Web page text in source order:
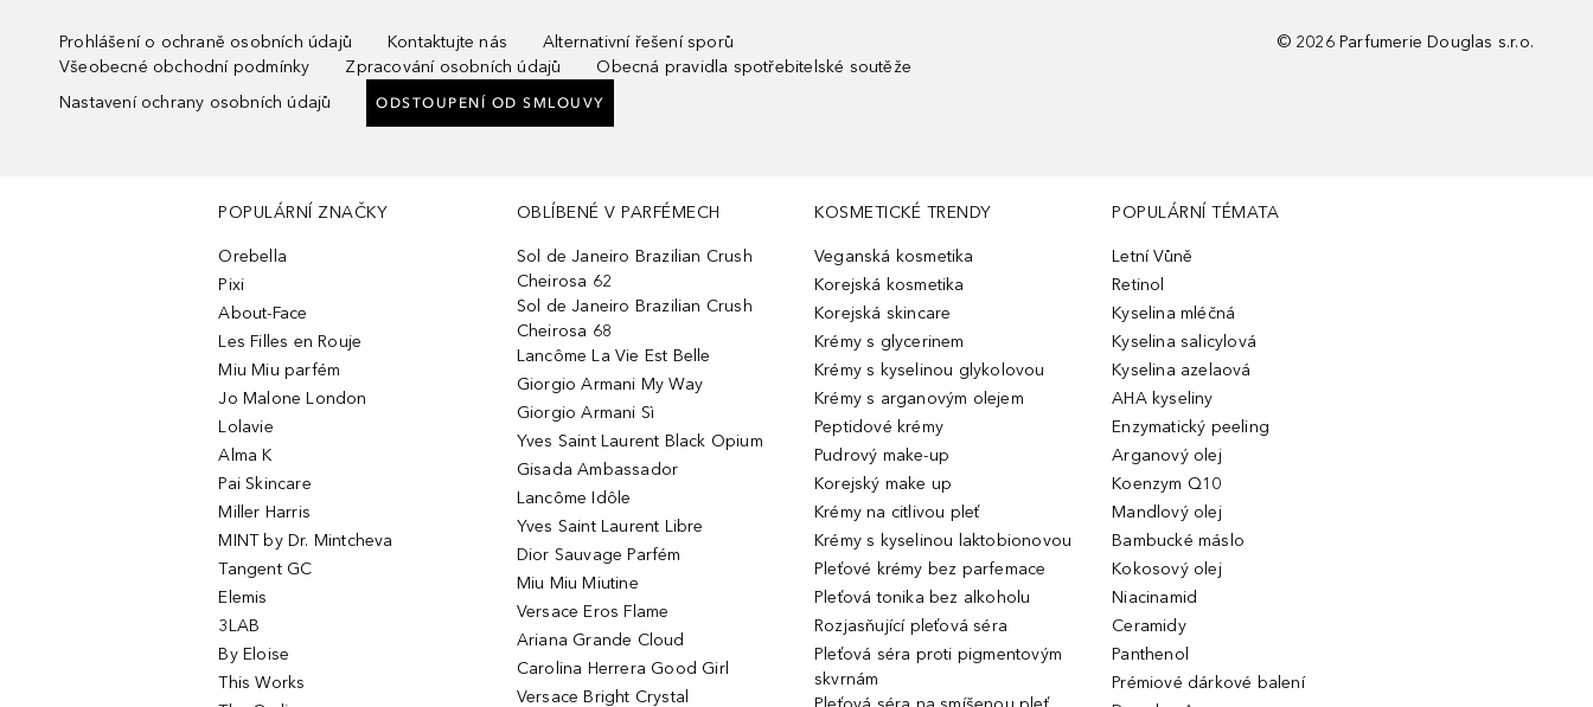
Prohlášení o ochraně osobních údajů Kontaktujte nás
Alternativní řešení sporů
Všeobecné obchodní podmínky
Zpracování osobních údajů
Obecná pravidla spotřebitelské soutěže
Nastavení ochrany osobních údajů
ODSTOUPENÍ OD SMLOUVY
© 2026 Parfumerie Douglas s.r.o.
POPULÁRNÍ ZNAČKY
Orebella
Pixi
About-Face
Les Filles en Rouje
Miu Miu parfém
Jo Malone London
Lolavie
Alma K
Pai Skincare
Miller Harris
MINT by Dr. Mintcheva
Tangent GC
Elemis
3LAB
By Eloise
This Works
OBLÍBENÉ V PARFÉMECH
Sol de Janeiro Brazilian Crush
Cheirosa 62
Sol de Janeiro Brazilian Crush
Cheirosa 68
Lancôme La Vie Est Belle
Giorgio Armani My Way
Giorgio Armani Sì
Yves Saint Laurent Black Opium
Gisada Ambassador
Lancôme Idôle
Yves Saint Laurent Libre
Dior Sauvage Parfém
Miu Miu Miutine
Versace Eros Flame
Ariana Grande Cloud
Carolina Herrera Good Girl
Versace Bright Crystal
KOSMETICKÉ TRENDY
Veganská kosmetika
Korejská kosmetika
Korejská skincare
Krémy s glycerinem
Krémy s kyselinou glykolovou
Krémy s arganovým olejem
Peptidové krémy
Pudrový make-up
Korejský make up
Krémy na citlivou pleť
Krémy s kyselinou laktobionovou
Pleťové krémy bez parfemace
Pleťová tonika bez alkoholu
Rozjasňující pleťová séra
Pleťová séra proti pigmentovým
skvrnám
POPULÁRNÍ TÉMATA
Letní Vůně
Retinol
Kyselina mléčná
Kyselina salicylová
Kyselina azelaová
AHA kyseliny
Enzymatický peeling
Arganový olej
Koenzym Q10
Mandlový olej
Bambucké máslo
Kokosový olej
Niacinamid
Ceramidy
Panthenol
Prémiové dárkové balení